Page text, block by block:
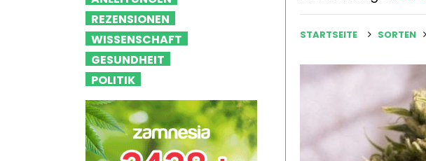
REZENSIONEN
WISSENSCHAFT
GESUNDHEIT
POLITIK
STARTSEITE SORTEN